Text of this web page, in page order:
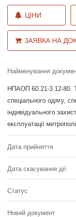
ЦІНИ
ЗАЯВКА НА
Найменування
НПАОП 60.21-3.12-80.
спеціального одягу,
індивідуального
експлуатації
Дата прийняття
Дата скасування дії
Статус
Новий документ